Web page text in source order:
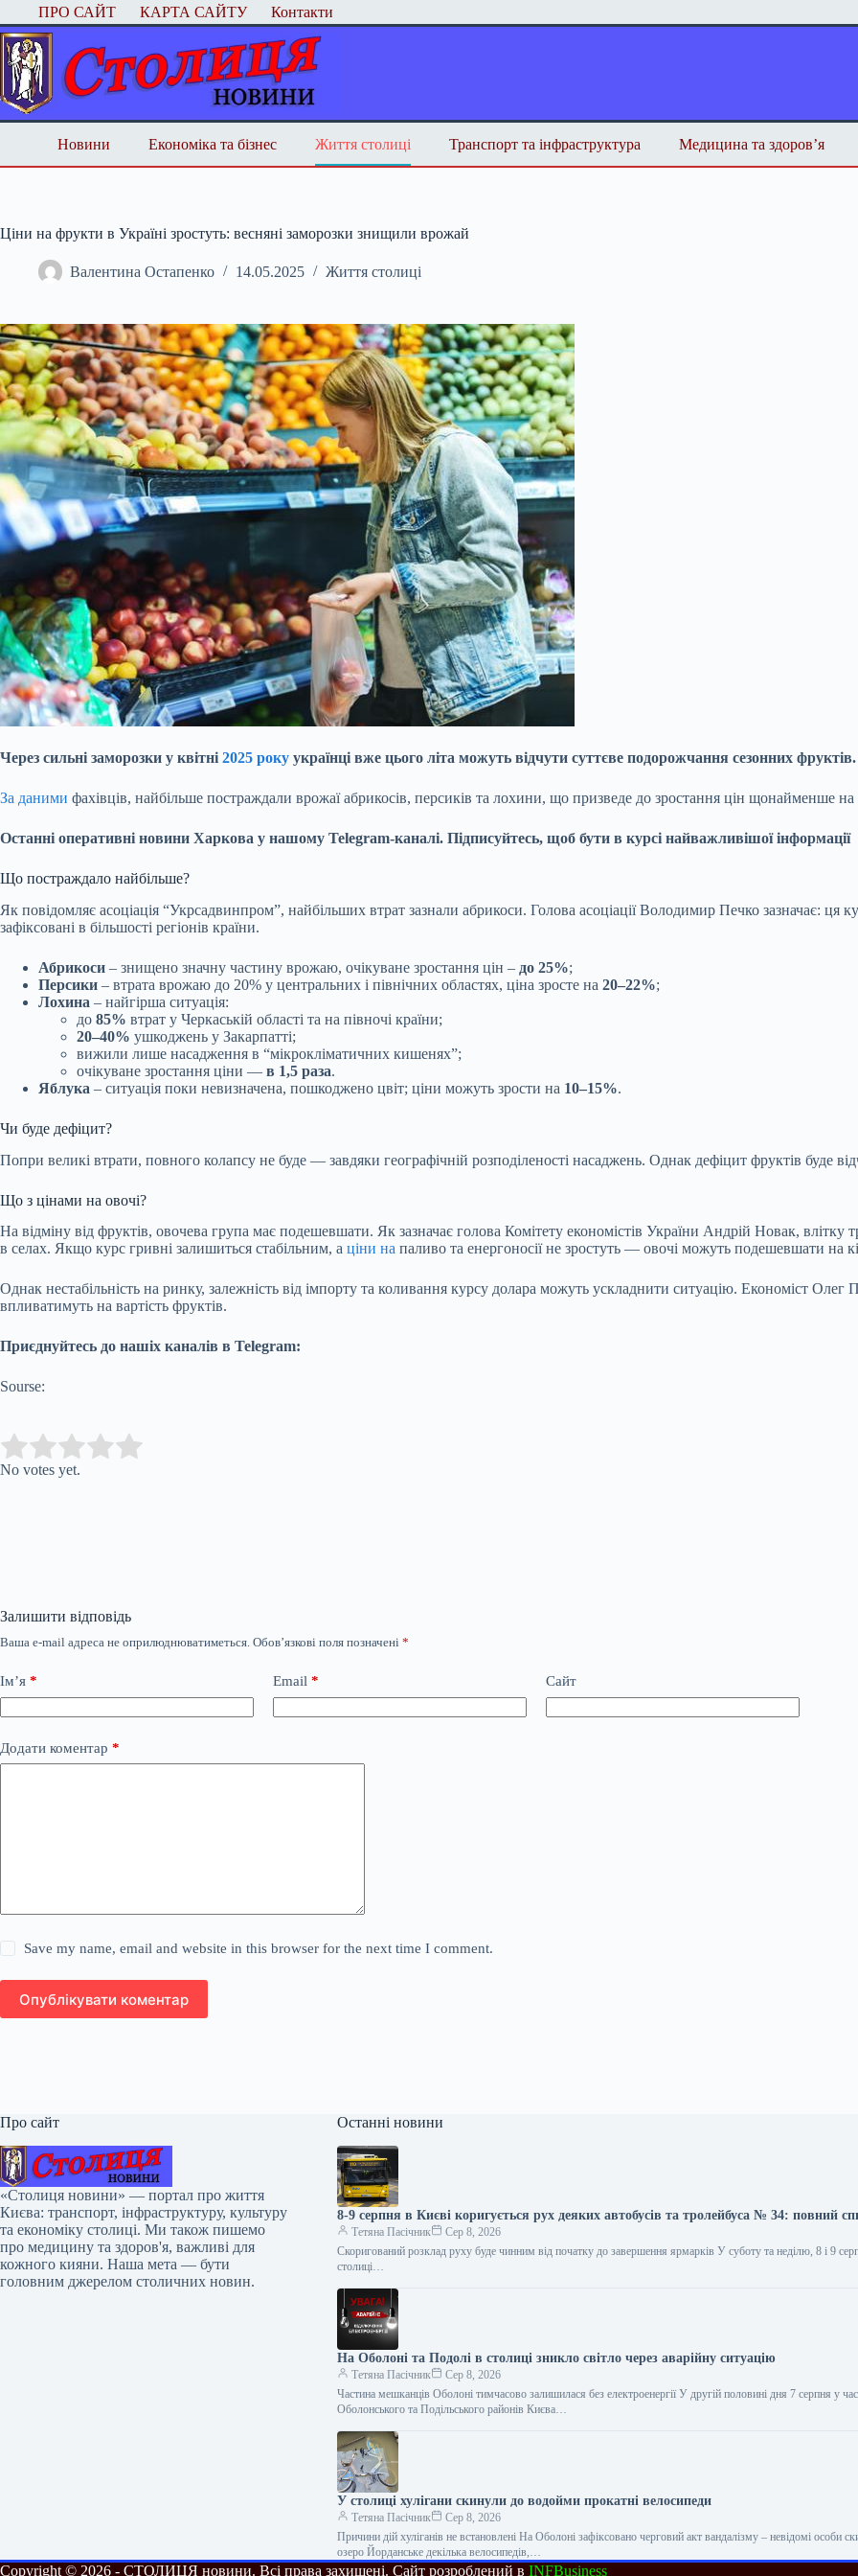
Перейти
до
вмісту
ПРО САЙТ КАРТА САЙТУ Контакти
Новини Економіка та бізнес Життя столиці Транспорт та інфраструктура Медицина та здоров’я
Ціни на фрукти в Україні зростуть: весняні заморозки знищили врожай
Валентина Остапенко 14.05.2025 Життя столиці
Через сильні заморозки у квітні 2025 року українці вже цього літа можуть відчути суттєве подорожчання сезонних фруктів.
За даними фахівців, найбільше постраждали врожаї абрикосів, персиків та лохини, що призведе до зростання цін щонайменше на
Останні оперативні новини Харкова у нашому Telegram-каналі. Підписуйтесь, щоб бути в курсі найважливішої інформації
Що постраждало найбільше?
Як повідомляє асоціація “Укрсадвинпром”, найбільших втрат зазнали абрикоси. Голова асоціації Володимир Печко зазначає: ця
зафіксовані в більшості регіонів країни.
Абрикоси – знищено значну частину врожаю, очікуване зростання цін – до 25%;
Персики – втрата врожаю до 20% у центральних і північних областях, ціна зросте на 20–22%;
Лохина – найгірша ситуація:
до 85% втрат у Черкаській області та на півночі країни;
20–40% ушкоджень у Закарпатті;
вижили лише насадження в “мікрокліматичних кишенях”;
очікуване зростання ціни — в 1,5 раза.
Яблука – ситуація поки невизначена, пошкоджено цвіт; ціни можуть зрости на 10–15%.
Чи буде дефіцит?
Попри великі втрати, повного колапсу не буде — завдяки географічній розподіленості насаджень. Однак дефіцит фруктів буде
Що з цінами на овочі?
На відміну від фруктів, овочева група має подешевшати. Як зазначає голова Комітету економістів України Андрій Новак,
в селах. Якщо курс гривні залишиться стабільним, а ціни на паливо та енергоносії не зростуть — овочі можуть подешевшати на
Однак нестабільність на ринку, залежність від імпорту та коливання курсу долара можуть ускладнити ситуацію. Економіст
впливатимуть на вартість фруктів.
Приєднуйтесь до нашіх каналів в Telegram:
Sourse:
Rate this item:
No votes yet.
Залишити відповідь
Ваша e-mail адреса не оприлюднюватиметься. Обов’язкові поля позначені *
Ім’я * Email * Сайт
Додати коментар *
Save my name, email and website in this browser for the next time I comment.
Опублікувати коментар
Про сайт
«Столиця новини» — портал про життя
Києва: транспорт, інфраструктуру, культуру
та економіку столиці. Ми також пишемо
про медицину та здоров'я, важливі для
кожного кияни. Наша мета — бути
головним джерелом столичних новин.
Останні новини
8-9 серпня в Києві коригується рух деяких автобусів та тролейбуса № 34: повний
Тетяна Пасічник
Сер 8, 2026
Скоригований розклад руху буде чинним від початку до завершення ярмарків У суботу та неділю, 8 і 9
столиці…
На Оболоні та Подолі в столиці зникло світло через аварійну ситуацію
Тетяна Пасічник
Сер 8, 2026
Частина мешканців Оболоні тимчасово залишилася без електроенергії У другій половині дня 7 серпня у
Оболонського та Подільського районів Києва…
У столиці хулігани скинули до водойми прокатні велосипеди
Тетяна Пасічник
Сер 8, 2026
Причини дій хуліганів не встановлені На Оболоні зафіксовано черговий акт вандалізму – невідомі особи
озеро Йорданське декілька велосипедів,…
Copyright © 2026 - СТОЛИЦЯ новини. Всі права захищені. Сайт розроблений в INFBusiness